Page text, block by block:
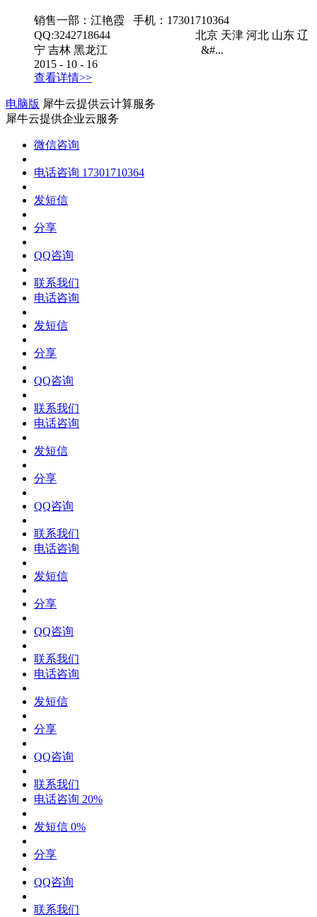
销售一部：江艳霞 手机：17301710364
QQ:3242718644 北京 天津 河北 山东 辽
宁 吉林 黑龙江 &#...
2015 - 10 - 16
查看详情>>
电脑版 犀牛云提供云计算服务
犀牛云提供企业云服务
微信咨询
电话咨询 17301710364
发短信
分享
QQ咨询
联系我们
电话咨询
发短信
分享
QQ咨询
联系我们
电话咨询
发短信
分享
QQ咨询
联系我们
电话咨询
发短信
分享
QQ咨询
联系我们
电话咨询
发短信
分享
QQ咨询
联系我们
电话咨询 20%
发短信 0%
分享
QQ咨询
联系我们